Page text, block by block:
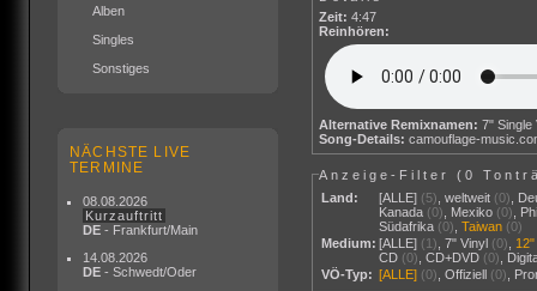
Alben
Singles
Sonstiges
NÄCHSTE LIVE
TERMINE
08.08.2026
Kurzauftritt
DE - Frankfurt/Main
14.08.2026
DE - Schwedt/Oder
Zeit: 4:47
Reinhören:
Alternative Remixnamen:
Song-Details: camouflage-
Anzeige-Filter (0
Land:
[ALLE] (5) ,weltweit (0)
Kanada (0) Mexiko (0)
Südafrika (0) ,Taiwan (0)
Medium: [ALLE] (1) ,7" Vinyl (0)
CD (0) ,CD+DVD (0)
VÖ-Typ: [ALLE] (0) ,Offiziell (0)